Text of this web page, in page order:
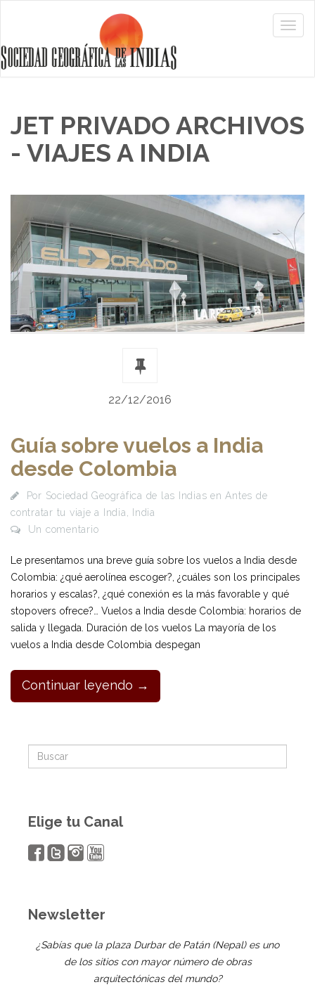
JET PRIVADO ARCHIVOS
- VIAJES A INDIA
22/12/2016
Guía sobre vuelos a India
desde Colombia
Por Sociedad Geográfica de las Indias en Antes de
contratar tu viaje a India
India
Un comentario
Le presentamos una breve guía sobre los vuelos a India desde
Colombia: ¿qué aerolínea escoger?, ¿cuáles son los principales
horarios y escalas?, ¿qué conexión es la más favorable y qué
stopovers ofrece?… Vuelos a India desde Colombia: horarios de
salida y llegada. Duración de los vuelos La mayoría de los
vuelos a India desde Colombia despegan
Continuar leyendo →
Elige tu Canal
Newsletter
¿Sabías que la plaza Durbar de Patán (Nepal) es uno
de los sitios con mayor número de obras
arquitectónicas del mundo?